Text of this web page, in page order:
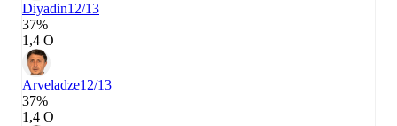
Diyadin12/13
37%
1,4 О
Arveladze12/13
37%
1,4 О